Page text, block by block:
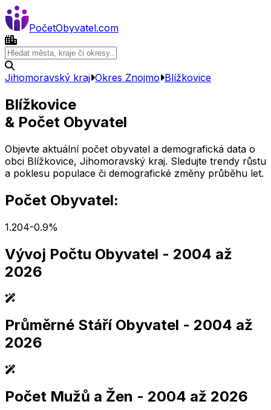
PočetObyvatel.com
Jihomoravský kraj Okres Znojmo Blížkovice
Blížkovice
& Počet Obyvatel
Objevte aktuální počet obyvatel a demografická data o
obci Blížkovice, Jihomoravský kraj. Sledujte trendy růstu
a poklesu populace či demografické změny průběhu let.
Počet Obyvatel:
1.204-0.9%
Vývoj Počtu Obyvatel - 2004 až
2026
2,005 2,010 2,015 2,020 2,025
2,005 2,010 2,015 2,020 2,025
Průměrné Stáří Obyvatel - 2004 až
2026
2,005 2,010 2,015 2,020 2,025
2,005 2,010 2,015 2,020 2,025
Počet Mužů a Žen - 2004 až 2026